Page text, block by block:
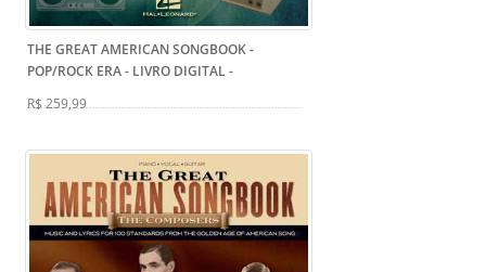
THE GREAT AMERICAN SONGBOOK -
POP/ROCK ERA - LIVRO DIGITAL-
R$ 259,99